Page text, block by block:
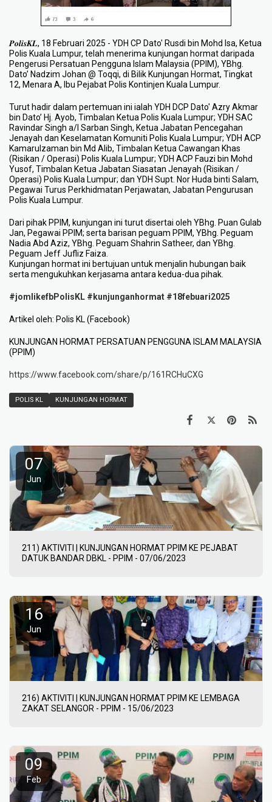
𝑷𝒐𝒍𝒊𝒔𝑲𝑳, 18 Februari 2025 - YDH CP Dato' Rusdi bin Mohd Isa, Ketua
Polis Kuala Lumpur, telah menerima kunjungan hormat daripada
Pengerusi Persatuan Pengguna Islam Malaysia (PPIM), YBhg.
Dato’ Nadzim Johan @ Toqqi, di Bilik Kunjungan Hormat, Tingkat
12, Menara A, Ibu Pejabat Polis Kontinjen Kuala Lumpur.
Turut hadir dalam pertemuan ini ialah YDH DCP Dato' Azry Akmar
bin Dato’ Hj. Ayob, Timbalan Ketua Polis Kuala Lumpur; YDH SAC
Ravindar Singh a/l Sarban Singh, Ketua Jabatan Pencegahan
Jenayah dan Keselamatan Komuniti Polis Kuala Lumpur; YDH ACP
Kamarulzaman bin Md Alib, Timbalan Ketua Cawangan Khas
(Risikan / Operasi) Polis Kuala Lumpur; YDH ACP Fauzi bin Mohd
Yusof, Timbalan Ketua Jabatan Siasatan Jenayah (Risikan /
Operasi) Polis Kuala Lumpur; dan YDH Supt. Nor Huda binti Salam,
Pegawai Turus Perkhidmatan Perjawatan, Jabatan Pengurusan
Polis Kuala Lumpur.
Dari pihak PPIM, kunjungan ini turut disertai oleh YBhg. Puan Gulab
Jan, Pegawai PPIM; serta barisan peguam PPIM, YBhg. Peguam
Nadia Abd Aziz, YBhg. Peguam Shahrin Satheer, dan YBhg.
Peguam Jeff Jufliz Faiza.
Kunjungan hormat ini bertujuan untuk menjalin hubungan baik
serta mengukuhkan kerjasama antara kedua-dua pihak.
#jomlikefbPolisKL #kunjunganhormat #18febuari2025
Artikel oleh: Polis KL (Facebook)
KUNJUNGAN HORMAT PERSATUAN PENGGUNA ISLAM MALAYSIA
(PPIM)
https://www.facebook.com/share/p/161RCHuCXG
POLIS KL KUNJUNGAN HORMAT
07
Jun
211) AKTIVITI | KUNJUNGAN HORMAT PPIM KE PEJABAT
DATUK BANDAR DBKL - PPIM - 07/06/2023
16
Jun
216) AKTIVITI | KUNJUNGAN HORMAT PPIM KE LEMBAGA
ZAKAT SELANGOR - PPIM - 15/06/2023
09
Feb